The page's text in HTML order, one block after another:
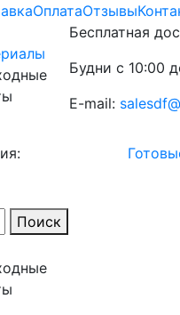
ОплатаОтзывы
Бесплатная
Будни с 10:00
E-mail:
Поиск